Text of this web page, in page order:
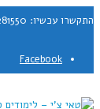
התקשרו עכשיו: 054-4281550
Facebook